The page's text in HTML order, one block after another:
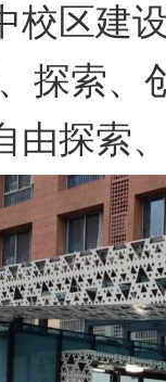
校区建
探索、
由探索